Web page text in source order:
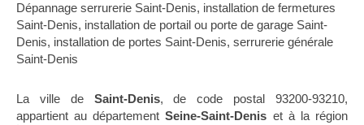
Dépannage serrurerie Saint-Denis, installation de fermetures
Saint-Denis, installation de portail ou porte de garage Saint-
Denis, installation de portes Saint-Denis, serrurerie générale
Saint-Denis
La ville de Saint-Denis, de code postal 93200-93210,
appartient au départementSeine-Saint-Denis et à la région